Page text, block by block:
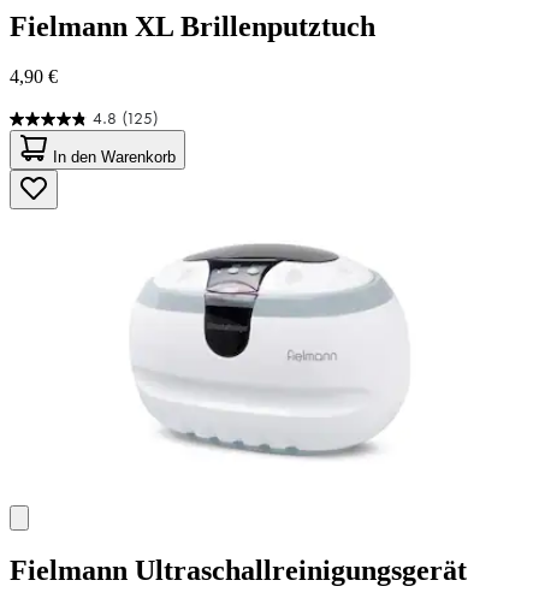
Fielmann XL Brillenputztuch
4,90 €
4.8 (125)
4.8
von
5
Sternen.
125
In den Warenkorb
Fielmann Ultraschallreinigungsgerät